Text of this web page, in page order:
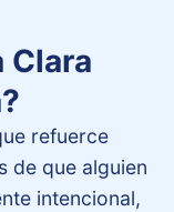
Clara
refuerce
de que alguien
intencional,